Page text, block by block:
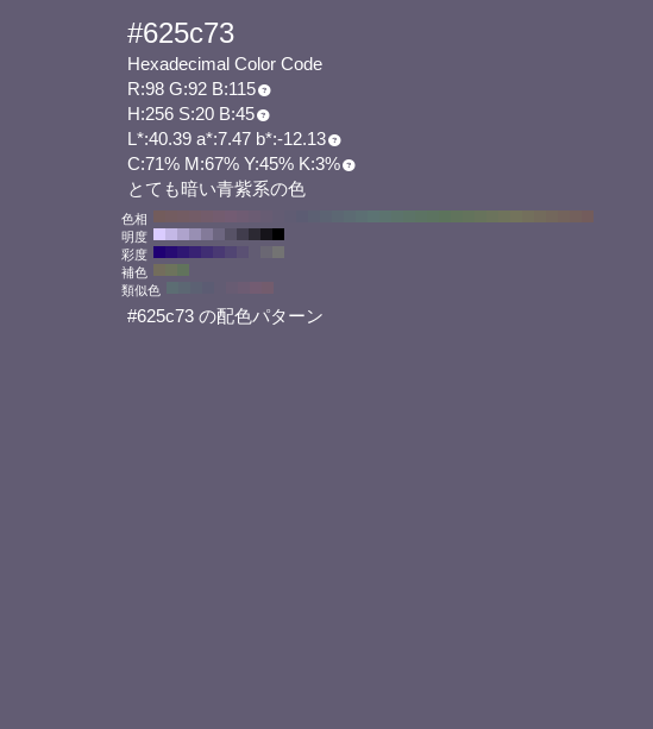
#625c73
Hexadecimal Color Code
R:98 G:92 B:115
H:256 S:20 B:45
L*:40.39 a*:7.47 b*:-12.13
C:71% M:67% Y:45% K:3%
とても暗い青紫系の色
色相
明度
彩度
補色
類似色
#625c73 の配色パターン